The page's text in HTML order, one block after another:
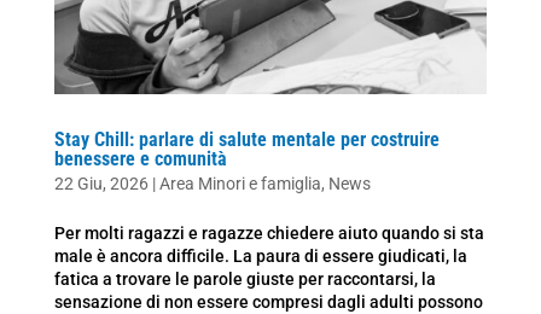
Stay Chill: parlare di salute mentale per costruire
benessere e comunità
22 Giu, 2026|Area Minori e famiglia, News
Per molti ragazzi e ragazze chiedere aiuto quando si sta
male è ancora difficile. La paura di essere giudicati, la
fatica a trovare le parole giuste per raccontarsi, la
sensazione di non essere compresi dagli adulti possono